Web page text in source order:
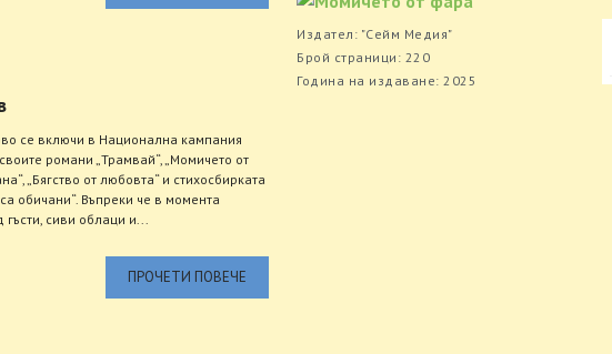
се включи в Национална кампания
своите романи „Трамвай“, „Момичето от
„Бягство от любовта“ и стихосбирката
обичани“. Въпреки че в момента
сиви облаци и...
ПРОЧЕТИ ПОВЕЧЕ
Издател: "Сейм Медия"
Брой страници: 220
Година на издаване: 2025